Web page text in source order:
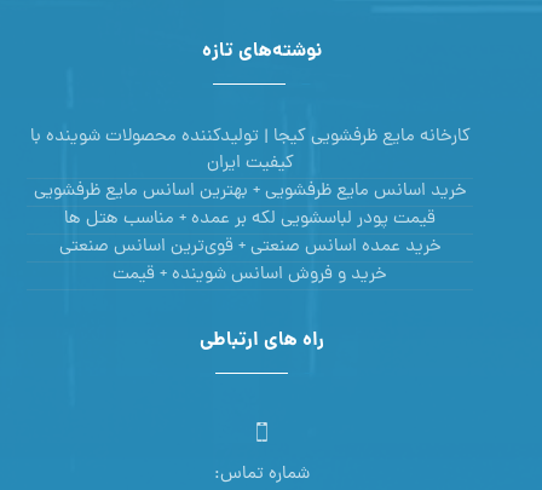
نوشته‌های تازه
کارخانه مایع ظرفشویی کیجا | تولیدکننده محصولات شوینده با
کیفیت ایران
خرید اسانس مایع ظرفشویی + بهترین اسانس مایع ظرفشویی
قیمت پودر لباسشویی لکه بر عمده + مناسب هتل ها
خرید عمده اسانس صنعتی + قوی‌ترین اسانس‌ صنعتی
خرید و فروش اسانس شوینده + قیمت
راه های ارتباطی
شماره تماس: